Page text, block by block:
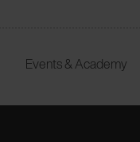
Events & Academy